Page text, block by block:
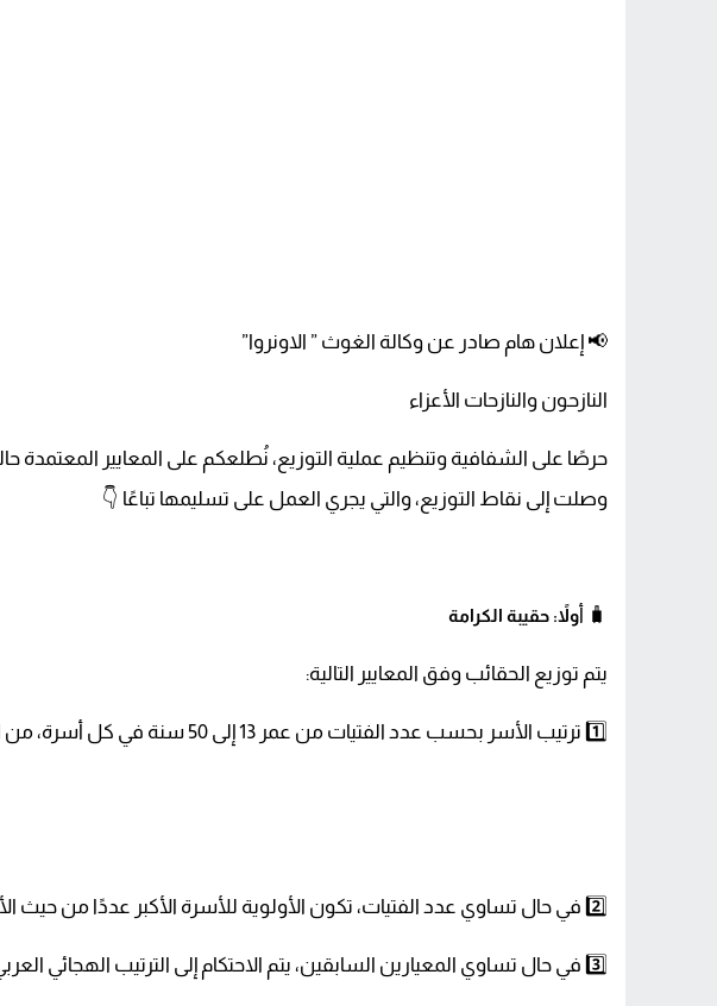
📢 إعلان هام صادر عن وكالة الغوث ” الاونروا”
النازحون والنازحات الأعزاء
حرصًا على الشفافية وتنظيم عملية التوزيع، نُطلعكم على المعايير المعتمدة
وصلت إلى نقاط التوزيع، والتي يجري العمل على تسليمها تباعًا 👇
🧳 أ ولاً: حقيبة الكرامة
يتم توزيع الحقائب وفق المعايير التالية:
1️⃣ ترتيب الأسر بحسب عدد الفتيات من عمر 13 إلى 50 سنة في كل أسرة، من الأعلى إلى الأقل.
2️⃣ في حال تساوي عدد الفتيات، تكون الأولوية للأسرة الأكبر عددًا من حيث الأفراد.
3️⃣ في حال تساوي المعيارين السابقين، يتم الاحتكام إلى الترتيب الهجائي العربي (أ–ي).